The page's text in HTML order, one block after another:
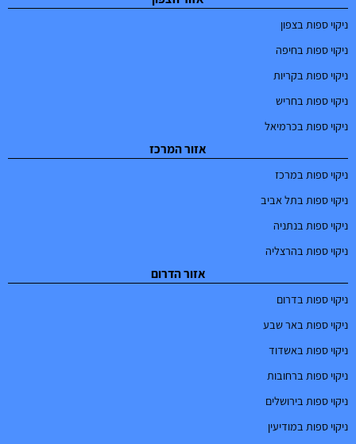
ניקוי ספות בצפון
ניקוי ספות בחיפה
ניקוי ספות בקריות
ניקוי ספות בחריש
ניקוי ספות בכרמיאל
אזור המרכז
ניקוי ספות במרכז
ניקוי ספות בתל אביב
ניקוי ספות בנתניה
ניקוי ספות בהרצליה
אזור הדרום
ניקוי ספות בדרום
ניקוי ספות באר שבע
ניקוי ספות באשדוד
ניקוי ספות ברחובות
ניקוי ספות בירושלים
ניקוי ספות במודיעין